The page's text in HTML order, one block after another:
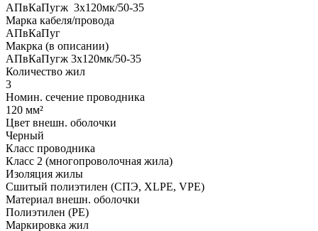
АПвКаПугж 3x120мк/50-35
Марка кабеля/провода
АПвКаПуг
Макрка (в описании)
АПвКаПугж 3x120мк/50-35
Количество жил
3
Номин. сечение проводника
120 мм²
Цвет внешн. оболочки
Черный
Класс проводника
Класс 2 (многопроволочная жила)
Изоляция жилы
Сшитый полиэтилен (СПЭ, XLPE, VPE)
Материал внешн. оболочки
Полиэтилен (PE)
Маркировка жил